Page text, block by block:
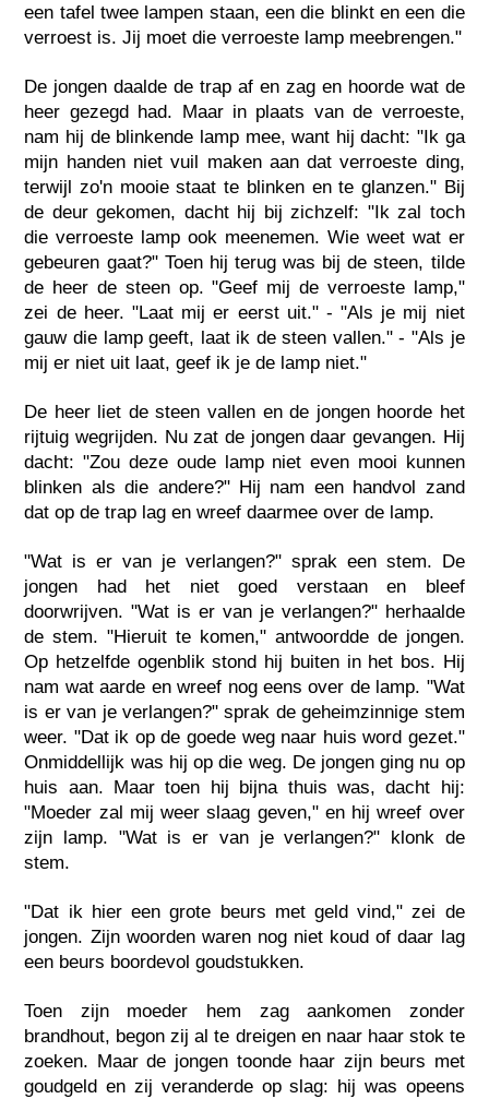
een tafel twee lampen staan, een die blinkt en een die
verroest is. Jij moet die verroeste lamp meebrengen."
De jongen daalde de trap af en zag en hoorde wat de
heer gezegd had. Maar in plaats van de verroeste,
nam hij de blinkende lamp mee, want hij dacht: "Ik ga
mijn handen niet vuil maken aan dat verroeste ding,
terwijl zo'n mooie staat te blinken en te glanzen." Bij
de deur gekomen, dacht hij bij zichzelf: "Ik zal toch
die verroeste lamp ook meenemen. Wie weet wat er
gebeuren gaat?" Toen hij terug was bij de steen, tilde
de heer de steen op. "Geef mij de verroeste lamp,"
zei de heer. "Laat mij er eerst uit." - "Als je mij niet
gauw die lamp geeft, laat ik de steen vallen." - "Als je
mij er niet uit laat, geef ik je de lamp niet."
De heer liet de steen vallen en de jongen hoorde het
rijtuig wegrijden. Nu zat de jongen daar gevangen. Hij
dacht: "Zou deze oude lamp niet even mooi kunnen
blinken als die andere?" Hij nam een handvol zand
dat op de trap lag en wreef daarmee over de lamp.
"Wat is er van je verlangen?" sprak een stem. De
jongen had het niet goed verstaan en bleef
doorwrijven. "Wat is er van je verlangen?" herhaalde
de stem. "Hieruit te komen," antwoordde de jongen.
Op hetzelfde ogenblik stond hij buiten in het bos. Hij
nam wat aarde en wreef nog eens over de lamp. "Wat
is er van je verlangen?" sprak de geheimzinnige stem
weer. "Dat ik op de goede weg naar huis word gezet."
Onmiddellijk was hij op die weg. De jongen ging nu op
huis aan. Maar toen hij bijna thuis was, dacht hij:
"Moeder zal mij weer slaag geven," en hij wreef over
zijn lamp. "Wat is er van je verlangen?" klonk de
stem.
"Dat ik hier een grote beurs met geld vind," zei de
jongen. Zijn woorden waren nog niet koud of daar lag
een beurs boordevol goudstukken.
Toen zijn moeder hem zag aankomen zonder
brandhout, begon zij al te dreigen en naar haar stok te
zoeken. Maar de jongen toonde haar zijn beurs met
goudgeld en zij veranderde op slag: hij was opeens